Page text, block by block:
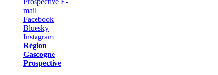
Région
Gascogne
Prospective